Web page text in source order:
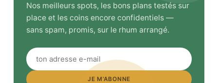
Nos meilleurs spots, les bons plans testés sur
place et les coins encore confidentiels —
sans spam, promis, sur le rhum arrangé.
JE M’ABONNE